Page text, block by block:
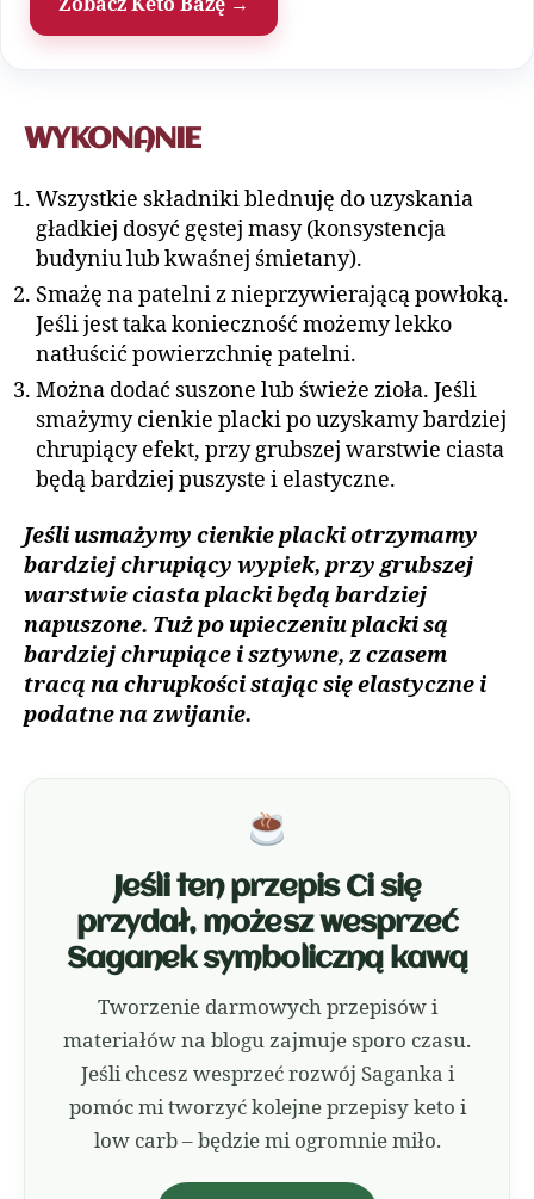
Zobacz Keto Bazę →
WYKONANIE
Wszystkie składniki blednuję do uzyskania
gładkiej dosyć gęstej masy (konsystencja
budyniu lub kwaśnej śmietany).
Smażę na patelni z nieprzywierającą powłoką.
Jeśli jest taka konieczność możemy lekko
natłuścić powierzchnię patelni.
Można dodać suszone lub świeże zioła. Jeśli
smażymy cienkie placki po uzyskamy bardziej
chrupiący efekt, przy grubszej warstwie ciasta
będą bardziej puszyste i elastyczne.
Jeśli usmażymy cienkie placki otrzymamy
bardziej chrupiący wypiek, przy grubszej
warstwie ciasta placki będą bardziej
napuszone. Tuż po upieczeniu placki są
bardziej chrupiące i sztywne, z czasem
tracą na chrupkości stając się elastyczne i
podatne na zwijanie.
Jeśli ten przepis Ci się
przydał, możesz wesprzeć
Saganek symboliczną kawą
Tworzenie darmowych przepisów i
materiałów na blogu zajmuje sporo czasu.
Jeśli chcesz wesprzeć rozwój Saganka i
pomóc mi tworzyć kolejne przepisy keto i
low carb – będzie mi ogromnie miło.